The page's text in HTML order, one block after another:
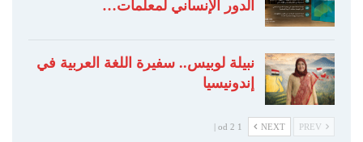
الدور الإنساني لمعلّمات…
نبيلة لوبيس.. سفيرة اللغة العربية في
إندونيسيا
NEXT
1 od 2 |